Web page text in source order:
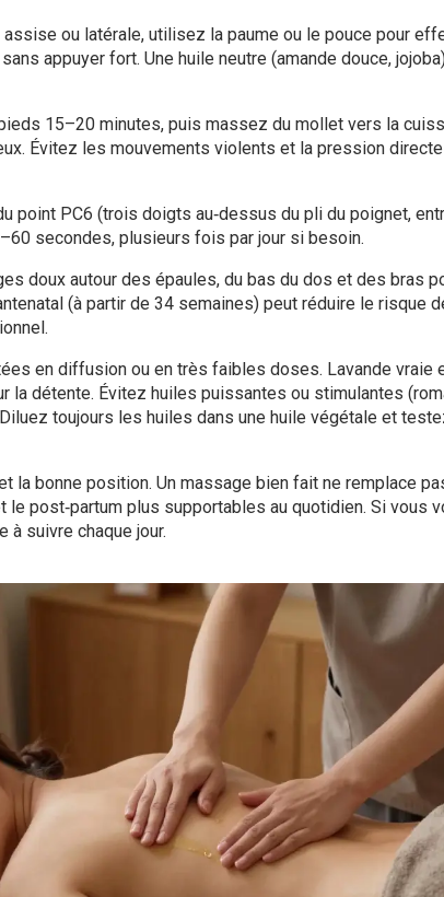
ou latérale, utilisez la paume ou le pouce pour
appuyer fort. Une huile neutre (amande douce,
15–20 minutes, puis massez du mollet vers la
Évitez les mouvements violents et la pression
point PC6 (trois doigts au‑dessus du pli du poignet,
secondes, plusieurs fois par jour si besoin.
doux autour des épaules, du bas du dos et des bras
(à partir de 34 semaines) peut réduire le risque
en diffusion ou en très faibles doses. Lavande vraie
la détente. Évitez huiles puissantes ou stimulantes
toujours les huiles dans une huile végétale et
la bonne position. Un massage bien fait ne remplace
post‑partum plus supportables au quotidien. Si vous
à suivre chaque jour.